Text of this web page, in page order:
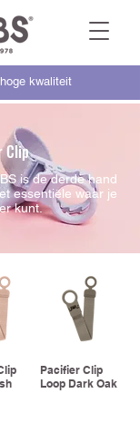
kwaliteit
Clip
is de derde hand
essentiële waar je
kunt.
Pacifier Clip
Loop Dark Oak